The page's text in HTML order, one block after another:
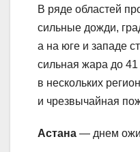
В ряде областей
сильные дожди,
а на юге и западе
сильная жара до 41
в нескольких
и чрезвычайная
Астана — днем